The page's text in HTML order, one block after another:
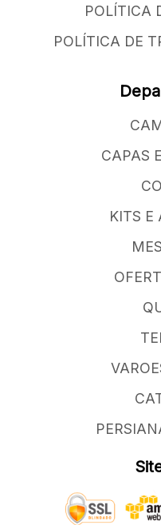
POLÍTICA
POLÍTICA DE
CAPAS
KITS E